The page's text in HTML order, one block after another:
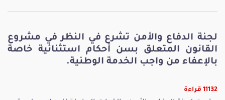
لجنة الدفاع والأمن تشرع في النظر في مشروع
القانون المتعلق بسن أحكام استثنائية خاصة
بالإعفاء من واجب الخدمة الوطنية.
11132 قراءة